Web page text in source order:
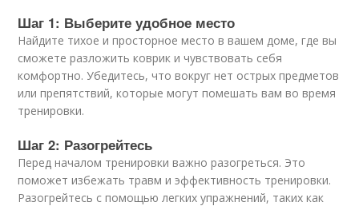
Шаг 1: Выберите удобное место
Найдите тихое и просторное место в вашем доме, где вы
сможете разложить коврик и чувствовать себя
комфортно. Убедитесь, что вокруг нет острых предметов
или препятствий, которые могут помешать вам во время
тренировки.
Шаг 2: Разогрейтесь
Перед началом тренировки важно разогреться. Это
поможет избежать травм и эффективность тренировки.
Разогрейтесь с помощью легких упражнений, таких как